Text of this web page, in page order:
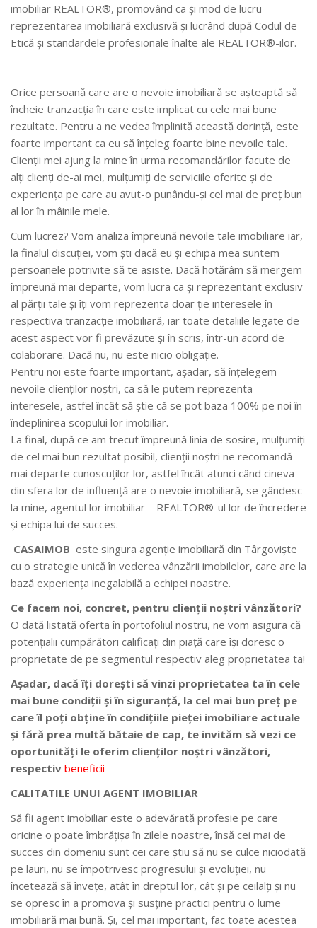
imobiliar REALTOR®, promovând ca şi mod de lucru
reprezentarea imobiliară exclusivă şi lucrând după Codul de
Etică şi standardele profesionale înalte ale REALTOR®-ilor.
Orice persoană care are o nevoie imobiliară se aşteaptă să
încheie tranzacţia în care este implicat cu cele mai bune
rezultate. Pentru a ne vedea împlinită această dorinţă, este
foarte important ca eu să înţeleg foarte bine nevoile tale.
Clienţii mei ajung la mine în urma recomandărilor facute de
alţi clienţi de-ai mei, mulţumiţi de serviciile oferite şi de
experienţa pe care au avut-o punându-şi cel mai de preţ bun
al lor în mâinile mele.
Cum lucrez? Vom analiza împreună nevoile tale imobiliare iar,
la finalul discuţiei, vom şti dacă eu și echipa mea suntem
persoanele potrivite să te asiste. Dacă hotărâm să mergem
împreună mai departe, vom lucra ca şi reprezentant exclusiv
al părţii tale şi îţi vom reprezenta doar ţie interesele în
respectiva tranzacţie imobiliară, iar toate detaliile legate de
acest aspect vor fi prevăzute şi în scris, într-un acord de
colaborare. Dacă nu, nu este nicio obligaţie.
Pentru noi este foarte important, aşadar, să înţelegem
nevoile clienţilor noștri, ca să le putem reprezenta
interesele, astfel încât să ştie că se pot baza 100% pe noi în
îndeplinirea scopului lor imobiliar.
La final, după ce am trecut împreună linia de sosire, mulţumiţi
de cel mai bun rezultat posibil, clienţii noștri ne recomandă
mai departe cunoscuţilor lor, astfel încât atunci când cineva
din sfera lor de influenţă are o nevoie imobiliară, se gândesc
la mine, agentul lor imobiliar – REALTOR®-ul lor de încredere
și echipa lui de succes.
CASAIMOB este singura agenţie imobiliară din Târgoviște
cu o strategie unică în vederea vânzării imobilelor, care are la
bază experienţa inegalabilă a echipei noastre.
Ce facem noi, concret, pentru clienţii noştri vânzători?
O dată listată oferta în portofoliul nostru, ne vom asigura că
potenţialii cumpărători calificaţi din piaţă care îşi doresc o
proprietate de pe segmentul respectiv aleg proprietatea ta!
Aşadar, dacă îţi doreşti să vinzi proprietatea ta în cele
mai bune condiţii şi în siguranţă, la cel mai bun preţ pe
care îl poţi obţine în condiţiile pieţei imobiliare actuale
şi fără prea multă bătaie de cap, te invităm să vezi ce
oportunități le oferim clienţilor noştri vânzători,
respectiv beneficii
CALITATILE UNUI AGENT IMOBILIAR
Să fii agent imobiliar este o adevărată profesie pe care
oricine o poate îmbrăţişa în zilele noastre, însă cei mai de
succes din domeniu sunt cei care ştiu să nu se culce niciodată
pe lauri, nu se împotrivesc progresului şi evoluţiei, nu
încetează să înveţe, atât în dreptul lor, cât şi pe ceilalţi şi nu
se opresc în a promova şi susţine practici pentru o lume
imobiliară mai bună. Şi, cel mai important, fac toate acestea